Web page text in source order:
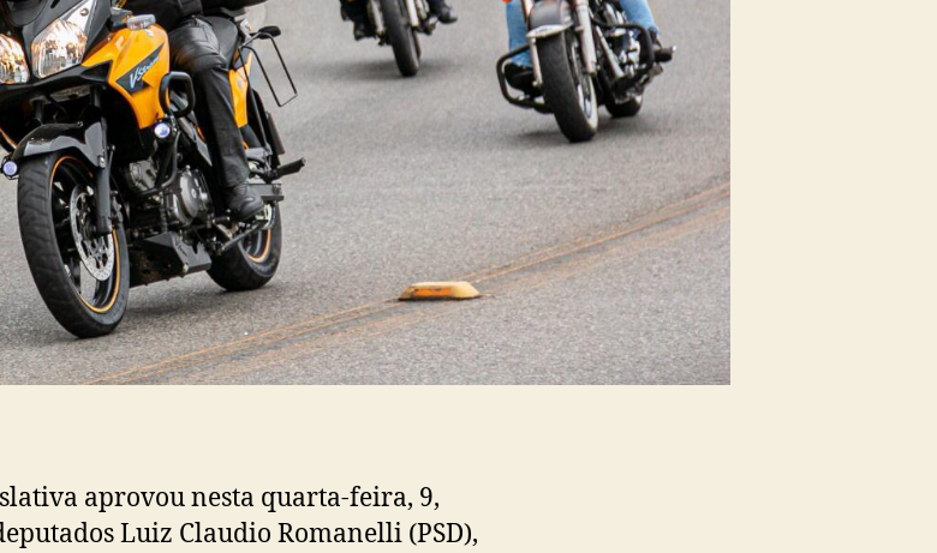
aprovou nesta quarta-feira, 9,
Luiz Claudio Romanelli (PSD),